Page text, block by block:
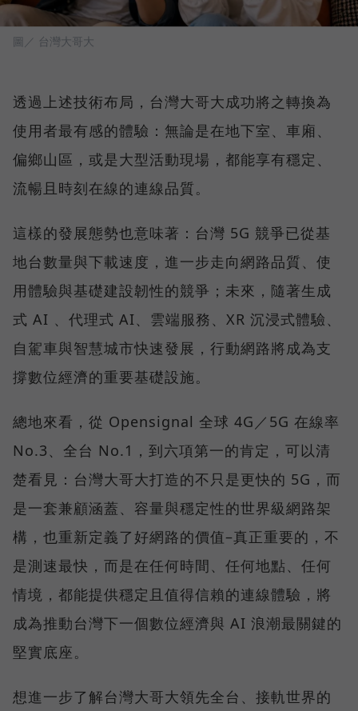
圖／ 台灣大哥大
透過上述技術布局，台灣大哥大成功將之轉換為
使用者最有感的體驗：無論是在地下室、車廂、
偏鄉山區，或是大型活動現場，都能享有穩定、
流暢且時刻在線的連線品質。
這樣的發展態勢也意味著：台灣 5G 競爭已從基
地台數量與下載速度，進一步走向網路品質、使
用體驗與基礎建設韌性的競爭；未來，隨著生成
式 AI 、代理式 AI、雲端服務、XR 沉浸式體驗、
自駕車與智慧城市快速發展，行動網路將成為支
撐數位經濟的重要基礎設施。
總地來看，從 Opensignal 全球 4G／5G 在線率
No.3、全台 No.1，到六項第一的肯定，可以清
楚看見：台灣大哥大打造的不只是更快的 5G，而
是一套兼顧涵蓋、容量與穩定性的世界級網路架
構，也重新定義了好網路的價值–真正重要的，不
是測速最快，而是在任何時間、任何地點、任何
情境，都能提供穩定且值得信賴的連線體驗，將
成為推動台灣下一個數位經濟與 AI 浪潮最關鍵的
堅實底座。
想進一步了解台灣大哥大領先全台、接軌世界的